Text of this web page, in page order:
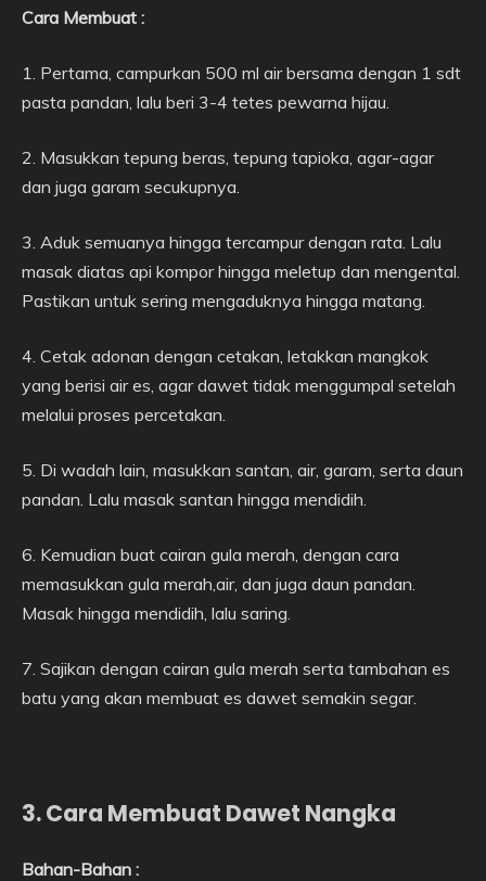
Cara Membuat :
1. Pertama, campurkan 500 ml air bersama dengan 1 sdt
pasta pandan, lalu beri 3-4 tetes pewarna hijau.
2. Masukkan tepung beras, tepung tapioka, agar-agar
dan juga garam secukupnya.
3. Aduk semuanya hingga tercampur dengan rata. Lalu
masak diatas api kompor hingga meletup dan mengental.
Pastikan untuk sering mengaduknya hingga matang.
4. Cetak adonan dengan cetakan, letakkan mangkok
yang berisi air es, agar dawet tidak menggumpal setelah
melalui proses percetakan.
5. Di wadah lain, masukkan santan, air, garam, serta daun
pandan. Lalu masak santan hingga mendidih.
6. Kemudian buat cairan gula merah, dengan cara
memasukkan gula merah,air, dan juga daun pandan.
Masak hingga mendidih, lalu saring.
7. Sajikan dengan cairan gula merah serta tambahan es
batu yang akan membuat es dawet semakin segar.
3. Cara Membuat Dawet Nangka
Bahan-Bahan :